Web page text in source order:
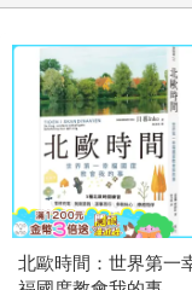
北歐時間：世界第一